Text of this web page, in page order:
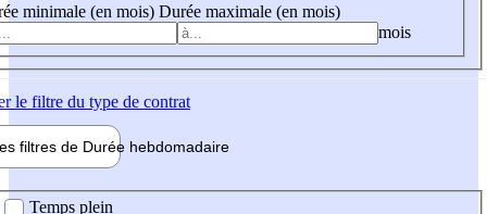
minimale (en mois) Durée maximale (en mois)
mois
le filtre du type de contrat
filtres de Durée hebdomadaire
Temps plein